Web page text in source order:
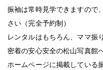
振袖は常時見学できますので
さい（完全予約制）
レンタルはもちろん、ママ振
密着の安心安全の松山写真館
ホームページに掲載している